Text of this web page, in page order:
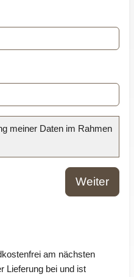
meiner Daten im Rahmen
Weiter
am nächsten
Lieferung bei und ist